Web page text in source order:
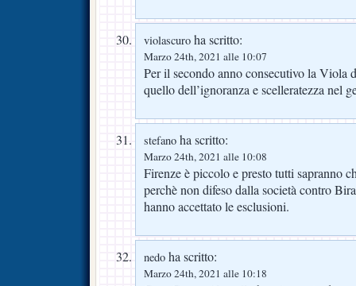
violascuro ha scritto:
Marzo 24th, 2021 alle 10:07
Per il secondo anno consecutivo la Viola
quello dell’ignoranza e scelleratezza nel
stefano ha scritto:
Marzo 24th, 2021 alle 10:08
Firenze è piccolo e presto tutti sapranno
perchè non difeso dalla società contro
hanno accettato le esclusioni.
nedo ha scritto:
Marzo 24th, 2021 alle 10:18